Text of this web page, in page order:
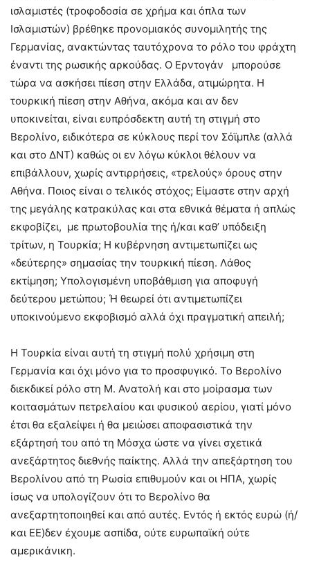
ισλαμιστές (τροφοδοσία σε χρήμα και όπλα των
Ισλαμιστών) βρέθηκε προνομιακός συνομιλητής της
Γερμανίας, ανακτώντας ταυτόχρονα το ρόλο του φράχτη
έναντι της ρωσικής αρκούδας. Ο Ερντογάν μπορούσε
τώρα να ασκήσει πίεση στην Ελλάδα, ατιμώρητα. Η
τουρκική πίεση στην Αθήνα, ακόμα και αν δεν
υποκινείται, είναι ευπρόσδεκτη αυτή τη στιγμή στο
Βερολίνο, ειδικότερα σε κύκλους περί τον Σόϊμπλε (αλλά
και στο ΔΝΤ) καθώς οι εν λόγω κύκλοι θέλουν να
επιβάλλουν, χωρίς αντιρρήσεις, «τρελούς» όρους στην
Αθήνα. Ποιος είναι ο τελικός στόχος; Είμαστε στην αρχή
της μεγάλης κατρακύλας και στα εθνικά θέματα ή απλώς
εκφοβίζει, με πρωτοβουλία της ή/και καθ’ υπόδειξη
τρίτων, η Τουρκία; Η κυβέρνηση αντιμετωπίζει ως
«δεύτερης» σημασίας την τουρκική πίεση. Λάθος
εκτίμηση; Υπολογισμένη υποβάθμιση για αποφυγή
δεύτερου μετώπου; Ή θεωρεί ότι αντιμετωπίζει
υποκινούμενο εκφοβισμό αλλά όχι πραγματική απειλή;
Η Τουρκία είναι αυτή τη στιγμή πολύ χρήσιμη στη
Γερμανία και όχι μόνο για το προσφυγικό. Το Βερολίνο
διεκδικεί ρόλο στη Μ. Ανατολή και στο μοίρασμα των
κοιτασμάτων πετρελαίου και φυσικού αερίου, γιατί μόνο
έτσι θα εξαλείψει ή θα μειώσει αποφασιστικά την
εξάρτησή του από τη Μόσχα ώστε να γίνει σχετικά
ανεξάρτητος διεθνής παίκτης. Αλλά την απεξάρτηση του
Βερολίνου από τη Ρωσία επιθυμούν και οι ΗΠΑ, χωρίς
ίσως να υπολογίζουν ότι το Βερολίνο θα
ανεξαρτητοποιηθεί και από αυτές. Εντός ή εκτός ευρώ (ή/
και ΕΕ)δεν έχουμε ασπίδα, ούτε ευρωπαϊκή ούτε
αμερικάνικη.